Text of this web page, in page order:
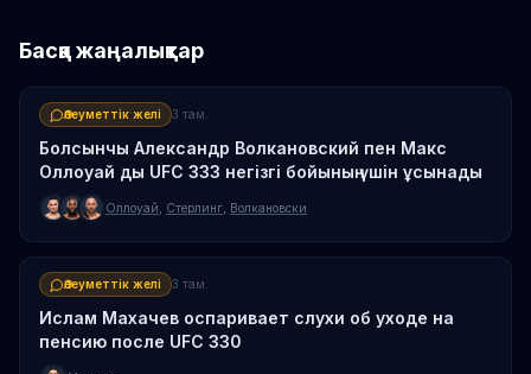
Басқа жаңалықтар
Әлеуметтік желі 3 там.
Болсынчы Александр Волкановский пен Макс
Оллоуай ды UFC 333 негізгі бойының үшін ұсынады
Оллоуай Стерлинг Волкановски
Әлеуметтік желі 3 там.
Ислам Махачев оспаривает слухи об уходе на
пенсию после UFC 330